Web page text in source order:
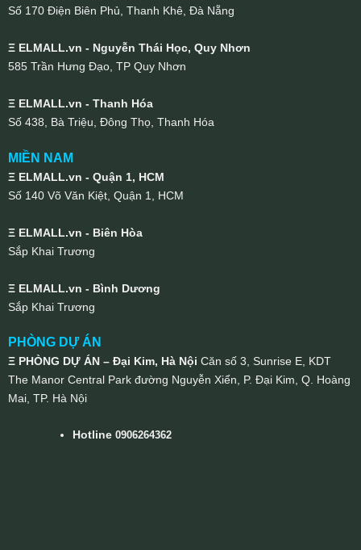
Số 170 Điện Biên Phủ, Thanh Khê, Đà Nẵng
Ξ ELMALL.vn - Nguyễn Thái Học, Quy Nhơn
585 Trần Hưng Đạo, TP Quy Nhơn
Ξ ELMALL.vn - Thanh Hóa
Số 438, Bà Triệu, Đông Thọ, Thanh Hóa
MIỀN NAM
Ξ ELMALL.vn - Quận 1, HCM
Số 140 Võ Văn Kiệt, Quận 1, HCM
Ξ ELMALL.vn - Biên Hòa
Sắp Khai Trương
Ξ ELMALL.vn - Bình Dương
Sắp Khai Trương
PHÒNG DỰ ÁN
Ξ PHÒNG DỰ ÁN – Đại Kim, Hà Nội Căn số 3, Sunrise E, KDT
The Manor Central Park đường Nguyễn Xiển, P. Đại Kim, Q. Hoàng
Mai, TP. Hà Nội
Hotline0906264362